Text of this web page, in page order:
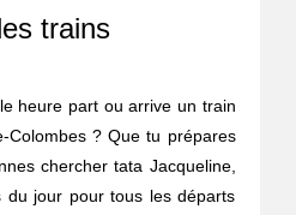
trains
heure part ou arrive un train
Colombes ? Que tu prépares
chercher tata Jacqueline,
du jour pour tous les départs